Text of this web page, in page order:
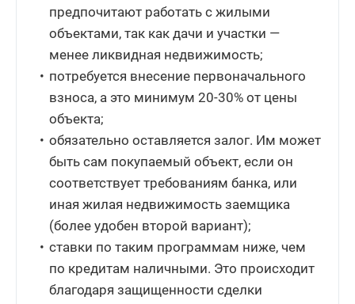
предпочитают работать с жилыми
объектами, так как дачи и участки —
менее ликвидная недвижимость;
потребуется внесение первоначального
взноса, а это минимум 20-30% от цены
объекта;
обязательно оставляется залог. Им может
быть сам покупаемый объект, если он
соответствует требованиям банка, или
иная жилая недвижимость заемщика
(более удобен второй вариант);
ставки по таким программам ниже, чем
по кредитам наличными. Это происходит
благодаря защищенности сделки